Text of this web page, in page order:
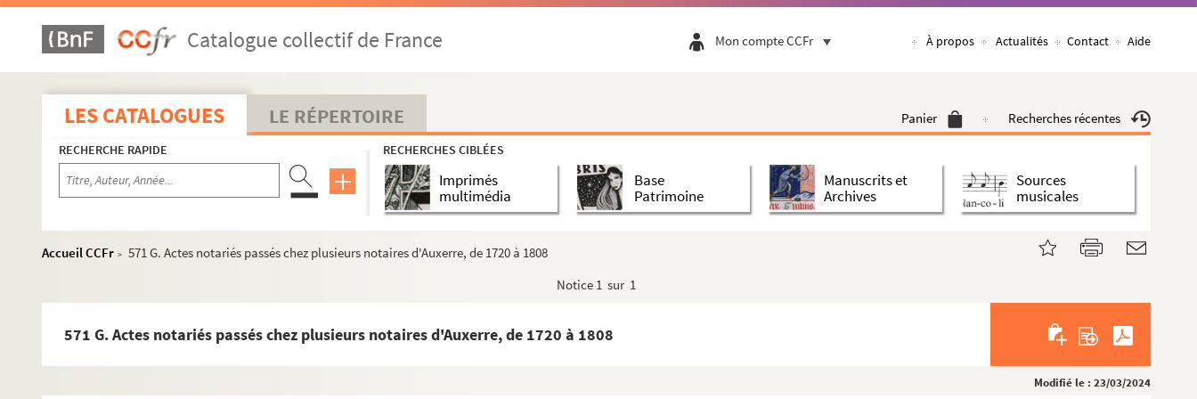
Catalogue collectif de France Mon compte CCFr À propos Actualités Contact Aide
LES CATALOGUES LE RÉPERTOIRE Panier Recherches récentes
RECHERCHE RAPIDE RECHERCHES CIBLÉES
Imprimés
multimédia
Base
Patrimoine
Manuscrits et
Archives
Sources
musicales
Accueil CCFr > 571 G. Actes notariés passés chez plusieurs notaires d'Auxerre, de 1720 à 1808
Notice 1 sur 1
571 G. Actes notariés passés chez plusieurs notaires d'Auxerre, de 1720 à 1808
Modifié le : 23/03/2024
543 M. Lettre de rémission du Roy à Jean-Pierre Martin, sergent du Régiment royal d'Auxerre : octobre 1788
544 M. Actes notariés passés chez le notaire de Coulanges-la-Vineuse
545 M. Lettre de Pierre Miotte, vigneron à Jussy, contre André et Philippe Després, de Coulanges : janvier ...
546 M. PALLIOT, Pierre - Le Parlement en Bourgogne
547 M. LAIRE, François-Xavier - Lettre au citoyen Grappin : 15 thermidor
548 M. POULIN (associé) - Tableau de la vie champêtre qui termine le second livre des Georgiques
549 M. CHARDON, Olivier Jacques (1762-1856) - Examen des questions les plus importantes qui s'élèvent sur l...
cahier
554 G. Tableau de toutes les variétés de pierres calcaires situées à proximité du Canal du Nivernais depuis...